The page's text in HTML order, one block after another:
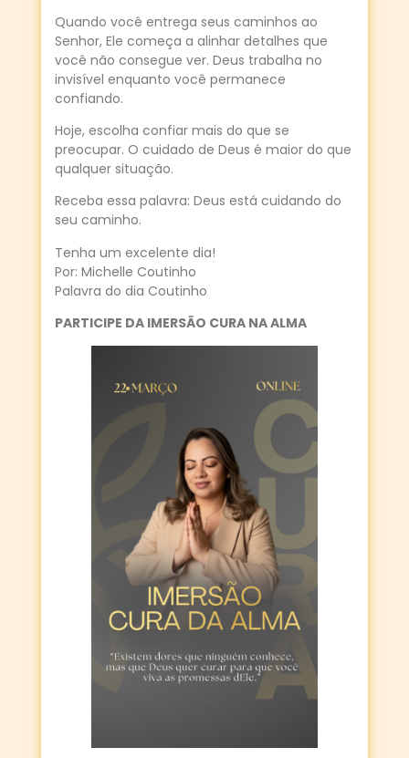
Quando você entrega seus caminhos ao
Senhor, Ele começa a alinhar detalhes que
você não consegue ver. Deus trabalha no
invisível enquanto você permanece
confiando.
Hoje, escolha confiar mais do que se
preocupar. O cuidado de Deus é maior do que
qualquer situação.
Receba essa palavra: Deus está cuidando do
seu caminho.
Tenha um excelente dia!
Por: Michelle Coutinho
Palavra do dia Coutinho
PARTICIPE DA IMERSÃO CURA NA ALMA